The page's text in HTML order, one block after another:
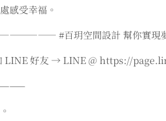
感受幸福。
#百玥空間設計 幫你實現夢
LINE 好友 → LINE @ https://